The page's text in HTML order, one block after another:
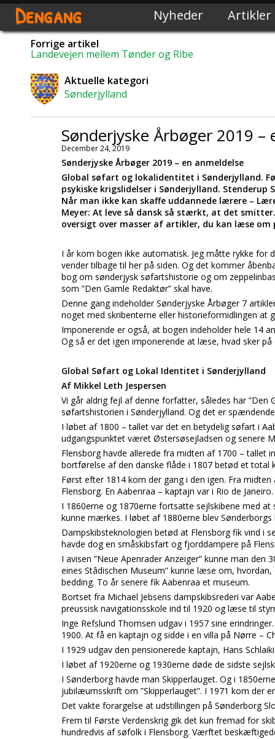
Dengang Nyheder Artikler
Forrige artikel
Landevejen mellem Tønder og Ribe
Aktuelle kategori
Sønderjylland
Sønderjyske Årbøger 2019 –
December 24, 2019
Sønderjyske Årbøger 2019 – en anmeldelse
Global søfart og lokalidentitet i Sønderjylland.
psykiske krigslidelser i Sønderjylland. Stenderup
Når man ikke kan skaffe uddannede lærere –
Meyer: At leve så dansk så stærkt, at det
oversigt over masser af artikler, du kan læse om
I år kom bogen ikke automatisk. Jeg måtte rykke for
vender tilbage til her på siden. Og det kommer
bog om sønderjysk søfartshistorie og om
som ”Den Gamle Redaktør” skal have.
Denne gang indeholder Sønderjyske Årbøger 7
noget med skribenterne eller historieformidlingen at
Imponerende er også, at bogen indeholder hele 14
Og så er det igen imponerende at læse, hvad sker
Global Søfart og Lokal Identitet i Sønderjylland
Af Mikkel Leth Jespersen
Vi går aldrig fejl af denne forfatter, således har
søfartshistorien i Sønderjylland. Og det er
I løbet af 1800 – tallet var det en betydelig søfart i
udgangspunktet været Østersøsejladsen og senere
Flensborg havde allerede fra midten af 1700 – tallet
bortførelse af den danske flåde i 1807 betød et total
Først efter 1814 kom der gang i den igen. Fra
Flensborg. En Aabenraa – kaptajn var i Rio de
I 1860erne og 1870erne fortsatte sejlskibene med
kunne mærkes. I løbet af 1880erne blev
Dampskibsteknologien betød at Flensborg fik vind i
havde dog en småskibsfart og fjorddampere på
I avisen ”Neue Apenrader Anzeiger” kunne man den
eines Stâdischen Museum” kunne læse om,
bedding. To år senere fik Aabenraa et museum.
Bortset fra Michael Jebsens dampskibsrederi var
preussisk navigationsskole ind til 1920 og læse til
Inge Refslund Thomsen udgav i 1957 sine
1900. At få en kaptajn og sidde i en villa på Nørre –
I 1929 udgav den pensionerede kaptajn, Hans
I løbet af 1920erne og 1930erne døde de sidste
I Sønderborg havde man Skipperlauget. Og i
jubilæumsskrift om ”Skipperlauget”. I 1971 kom der
Det vakte forargelse at udstillingen på Sønderborg
Frem til Første Verdenskrig gik det kun fremad for
hundredvis af søfolk i Flensborg. Værftet